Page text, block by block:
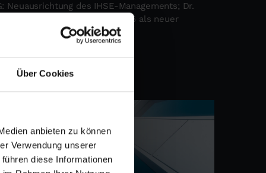
Über Cookies
anbieten zu können
Verwendung unserer
diese Informationen
Neuausrichtung des IHSE-Managements; Dr.
Niessen wird im Mai 2026 als neuer
seine Tätigkeit aufnehmen ...